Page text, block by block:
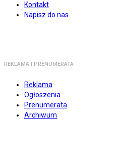
Kontakt
Napisz do nas
REKLAMA I PRENUMERATA
Reklama
Ogłoszenia
Prenumerata
Archiwum